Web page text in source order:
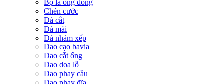
Bộ lã ống đồng
Chén cước
Đá cắt
Đá mài
Đá nhám xếp
Dao cạo bavia
Dao cắt ống
Dao doa lỗ
Dao phay cầu
Dao phay đĩa